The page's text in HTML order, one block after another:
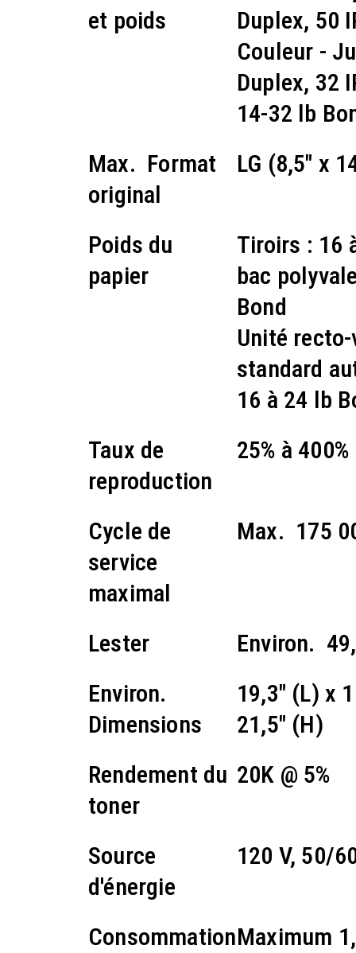
et poids
Duplex, 50
Couleur -
Duplex, 32
14-32 lb
Max. Format
original
LG (8,5" x
Poids du
papier
Tiroirs : 16
bac
Bond
Unité
standard
16 à 24 lb
Taux de
reproduction
25% à 400%
Cycle de
service
maximal
Max. 175
Lester
Environ.
Environ.
Dimensions
19,3" (L) x
21,5" (H)
Rendement du
toner
20K @ 5%
Source
d'énergie
120 V, 50/
ConsommationMaximum